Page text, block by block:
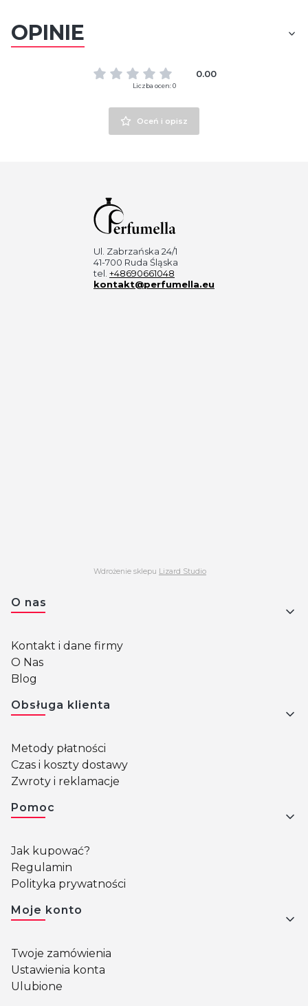
OPINIE
0.00
Liczba ocen: 0
Oceń i opisz
Ul. Zabrzańska 24/1
41-700 Ruda Śląska
tel. +48690661048
kontakt@perfumella.eu
Wdrożenie sklepu Lizard Studio
Linki w stopce
O nas
Kontakt i dane firmy
O Nas
Blog
Obsługa klienta
Metody płatności
Czas i koszty dostawy
Zwroty i reklamacje
Pomoc
Jak kupować?
Regulamin
Polityka prywatności
Moje konto
Twoje zamówienia
Ustawienia konta
Ulubione